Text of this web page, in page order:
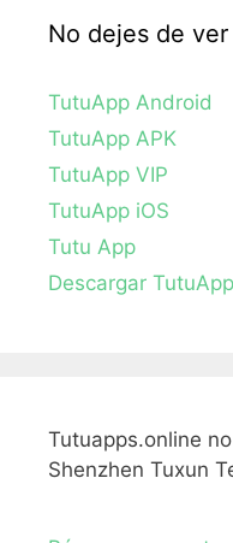
No dejes de ver
TutuApp Android
TutuApp APK
TutuApp VIP
TutuApp iOS
Tutu App
Descargar TutuApp
Tutuapps.online
Shenzhen Tuxun